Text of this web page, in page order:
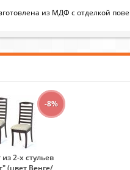
из МДФ с отделкой
-8%
2-х стульев
(цвет Венге/